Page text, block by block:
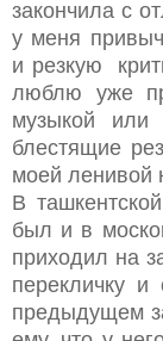
закончила с
у меня
и резкую
люблю уже
музыкой или
блестящие
моей ленивой
В
был и в
приходил на
перекличку и
предыдущем